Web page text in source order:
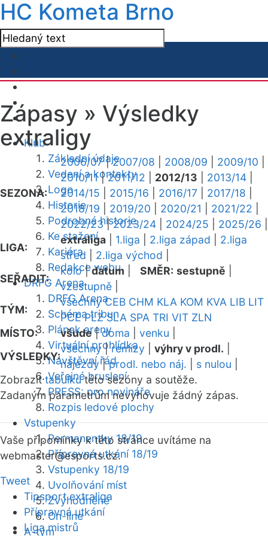
HC Kometa Brno
Klub
Základní údaje
Vedení a kontakty
Logo
Historie
Podrobná historie
Ke stažení
Kariéra
Redakce webu
DRFG Arena
DRFG Arena
Schéma tribun
Plánek areny
Virtuální prohlídka
Návštěvní řád
Veřejné bruslení
PRESS: pro novináře
Rozpis ledové plochy
Vstupenky
Permanentky 18/19
Přípravná utkání 18/19
Vstupenky 18/19
Uvolňování míst
Zvýhodněné
On-line
A-tým
Zápasy » Výsledky
extraligy
SEZONA:
2006/07|2007/08 2008/09 2009/10
2010/11|2011/12 2012/13 2013/14
2014/15
2015/16 2016/17 2017/18
2018/19
2019/20 2020/21 2021/22
2022/23|2023/24 2024/25 2025/26
LIGA:
extraliga 1.liga 2.liga západ
2.liga
střed
2.liga východ
SEŘADIT:
kolo|datum SMĚR: sestupně
vzestupně
TÝM:
všechny CEB CHM KLA KOM KVA LIB LIT
PCE PLZ SLA SPA TRI VIT ZLN
MÍSTO:
všude|doma venku
VÝSLEDKY:
všechny|remízy výhry v prodl.
nájezdy|prodl. nebo náj. s nulou
Zobrazittabulkutéto sezóny a soutěže.
Zadaným parametrům nevyhovuje žádný zápas.
Vaše připomínky k této stránce uvítáme na
webmaster@esports.cz.
Tweet
Tipsport extraliga
Přípravná utkání
Liga mistrů